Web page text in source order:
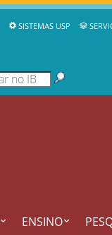
SISTEMAS USP
ENSINO